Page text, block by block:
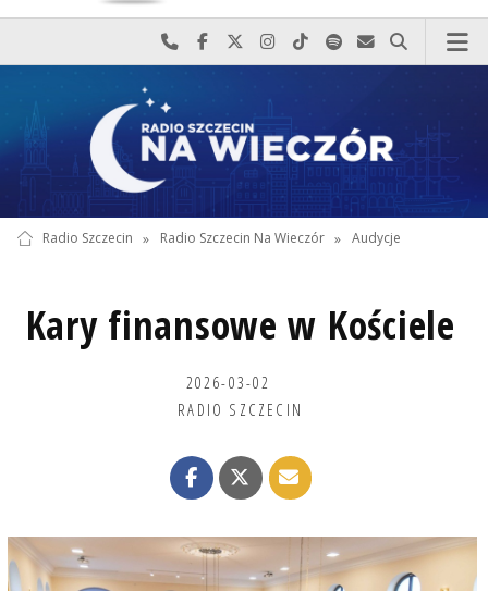
Najlepiej po prostu do nas zadzwoń
Odwiedź nas na Facebook-u
Odwiedź nas na X
Odwiedź nas na Instagram-ie
Odwiedź nas na TikTok-u
Szukaj nas na Spotify
Wyślij do nas
Szukaj
Radio Szczecin » Radio Szczecin Na Wieczór » Audycje
Kary finansowe w Kościele
2026-03-02
RADIO SZCZECIN